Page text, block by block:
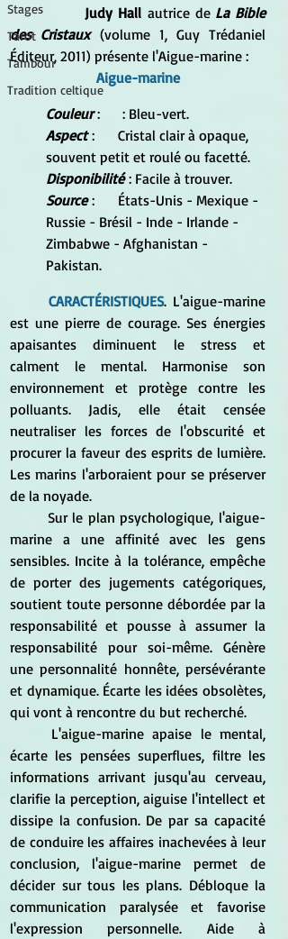
Stages
Tarot
Tambour
Tradition celtique
Judy Hall autrice de La Bible
des Cristaux (volume 1, Guy Trédaniel
Éditeur, 2011) présente l'Aigue-marine :
Aigue-marine
Couleur
: 	 : Bleu-vert.
Aspect : 	Cristal clair à opaque,
souvent petit et roulé ou facetté.
Disponibilité : Facile à trouver.
Source :	États-Unis - Mexique -
Russie - Brésil - Inde - Irlande -
Zimbabwe - Afghanistan -
Pakistan.
CARACTÉRISTIQUES. L'aigue-marine
est une pierre de courage. Ses énergies
apaisantes diminuent le stress et
calment le mental. Harmonise son
environnement et protège contre les
polluants. Jadis, elle était censée
neutraliser les forces de l'obscurité et
procurer la faveur des esprits de lumière.
Les marins l'arboraient pour se préserver
de la noyade.
marine a une affinité avec les gens
sensibles. Incite à la tolérance, empêche
de porter des jugements catégoriques,
soutient toute personne débordée par la
responsabilité et pousse à assumer la
responsabilité pour soi-même. Génère
une personnalité honnête, persévérante
et dynamique. Écarte les idées obsolètes,
qui vont à rencontre du but recherché.
écarte les pensées superflues, filtre les
informations arrivant jusqu'au cerveau,
clarifie la perception, aiguise l'intellect et
dissipe la confusion. De par sa capacité
de conduire les affaires inachevées à leur
conclusion, l'aigue-marine permet de
décider sur tous les plans. Débloque la
communication paralysée et favorise
l'expression personnelle. Aide à